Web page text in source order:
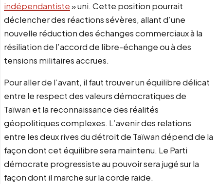
indépendantiste» uni. Cette position pourrait
déclencher des réactions sévères, allant d’une
nouvelle réduction des échanges commerciaux à la
résiliation de l’accord de libre-échange ou à des
tensions militaires accrues.
Pour aller de l’avant, il faut trouver un équilibre délicat
entre le respect des valeurs démocratiques de
Taïwan et la reconnaissance des réalités
géopolitiques complexes. L’avenir des relations
entre les deux rives du détroit de Taïwan dépend de la
façon dont cet équilibre sera maintenu. Le Parti
démocrate progressiste au pouvoir sera jugé sur la
façon dont il marche sur la corde raide.